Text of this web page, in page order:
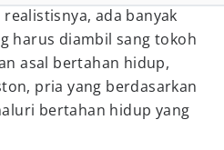
ada banyak
harus diambil sang tokoh
asal bertahan hidup,
pria yang berdasarkan
bertahan hidup yang